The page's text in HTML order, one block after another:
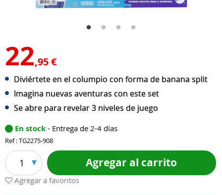
22,95 €
Diviértete en el columpio con forma de banana split
Imagina nuevas aventuras con este set
Se abre para revelar 3 niveles de juego
En stock - Entrega de 2-4 días
Ref : TG2275-908
1 Agregar al carrito
Agregar a favoritos